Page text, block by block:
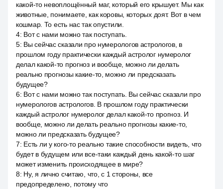
какой-то невоплощённый маг, который его крышует. Мы как
животные, понимаете, как коровы, которых доят. Вот в чем
кошмар. То есть нас так опустили.
4: Вот с нами можно так поступать.
5: Вы сейчас сказали про нумерологов астрологов, в
прошлом году практически каждый астролог нумеролог
делал какой-то прогноз и вообще, можно ли делать
реально прогнозы какие-то, можно ли предсказать
будущее?
6: Вот с нами можно так поступать. Вы сейчас сказали про
нумерологов астрологов. В прошлом году практически
каждый астролог нумеролог делал какой-то прогноз. И
вообще, можно ли делать реально прогнозы какие-то,
можно ли предсказать будущее?
7: Есть ли у кого-то реально такие способности видеть, что
будет в будущем или все-таки каждый день какой-то шаг
может изменить происходящее в мире?
8: Ну, я лично считаю, что, с 1 стороны, все
предопределено, потому что